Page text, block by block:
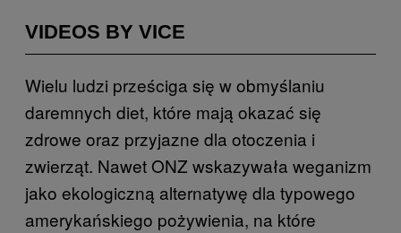
VIDEOS BY VICE
Wielu ludzi prześciga się w obmyślaniu
daremnych diet, które mają okazać się
zdrowe oraz przyjazne dla otoczenia i
zwierząt. Nawet ONZ wskazywała weganizm
jako ekologiczną alternatywę dla typowego
amerykańskiego pożywienia, na które